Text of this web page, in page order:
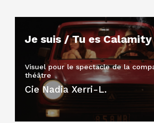
Je suis / Tu es Calamity
Visuel pour le spectacle de la
théâtre
Cie Nadia Xerri-L.